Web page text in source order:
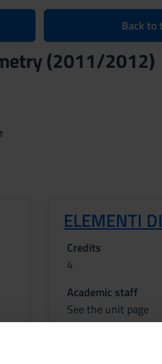
Back to
(2011/2012)
ELEMENTI
Credits
4
Academic staff
See the unit page